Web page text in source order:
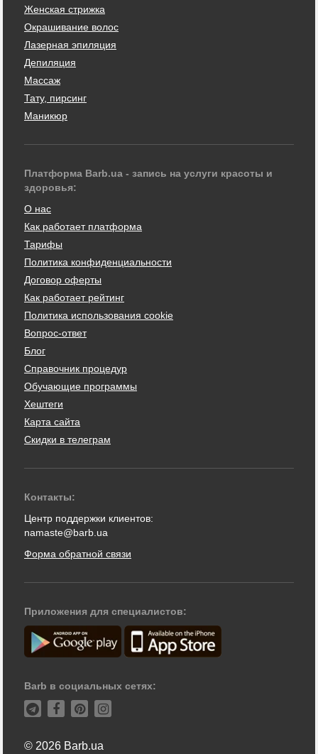
Женская стрижка
Окрашивание волос
Лазерная эпиляция
Депиляция
Массаж
Тату, пирсинг
Маникюр
Платформа Barb.ua - запись на услуги красоты и
здоровья:
О нас
Как работает платформа
Тарифы
Политика конфиденциальности
Договор оферты
Как работает рейтинг
Политика использования cookie
Вопрос-ответ
Блог
Справочник процедур
Обучающие программы
Хештеги
Карта сайта
Скидки в телеграм
Контакты:
Центр поддержки клиентов:
namaste@barb.ua
Форма обратной связи
Приложения для специалистов:
Barb в социальных сетях:
© 2026 Barb.ua